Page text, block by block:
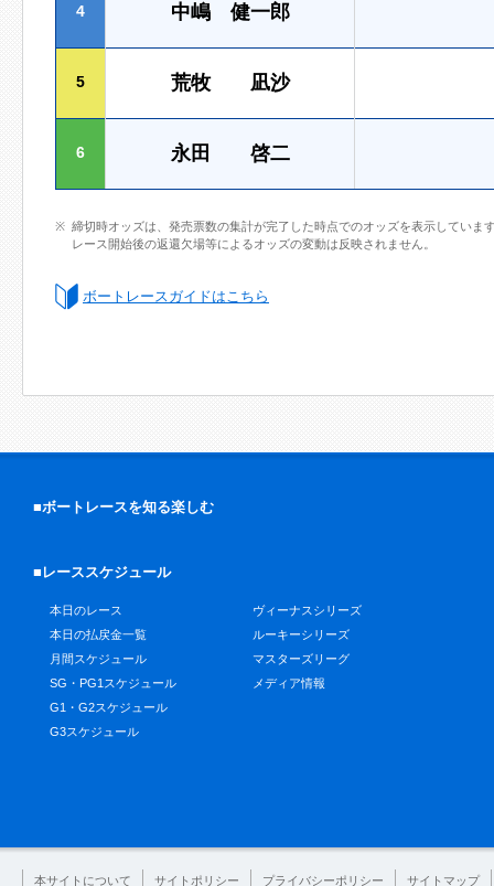
4 中嶋 健一郎
5 荒牧 凪沙
6 永田 啓二
締切時オッズは、発売票数の集計が完了した時点でのオッズを表示していま
レース開始後の返還欠場等によるオッズの変動は反映されません。
ボートレースガイドはこちら
■ボートレースを知る楽しむ
■レーススケジュール
本日のレース
本日の払戻金一覧
月間スケジュール
SG・PG1スケジュール
G1・G2スケジュール
G3スケジュール
ヴィーナスシリーズ
ルーキーシリーズ
マスターズリーグ
メディア情報
本サイトについて サイトポリシー プライバシーポリシー サイトマップ